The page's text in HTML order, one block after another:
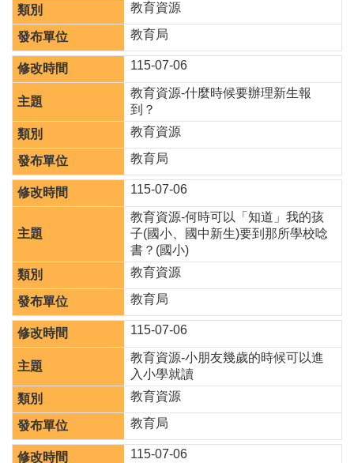
務
專
區
人
事
徵
聘
學
校
專
區
機
通
訊
錄
政
府
資
公
開
育
兒
教育資源
教育局
115-07-06
教育資源-什麼時候要辦理新生報
到？
教育資源
教育局
115-07-06
教育資源-何時可以「知道」我的孩
子(國小、國中新生)要到那所學校唸
書？(國小)
教育資源
教育局
115-07-06
教育資源-小朋友幾歲的時候可以進
入小學就讀
教育資源
教育局
115-07-06